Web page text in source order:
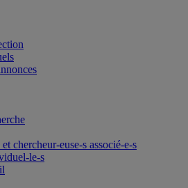
chercheur-euse-s associé-e-s
le-s